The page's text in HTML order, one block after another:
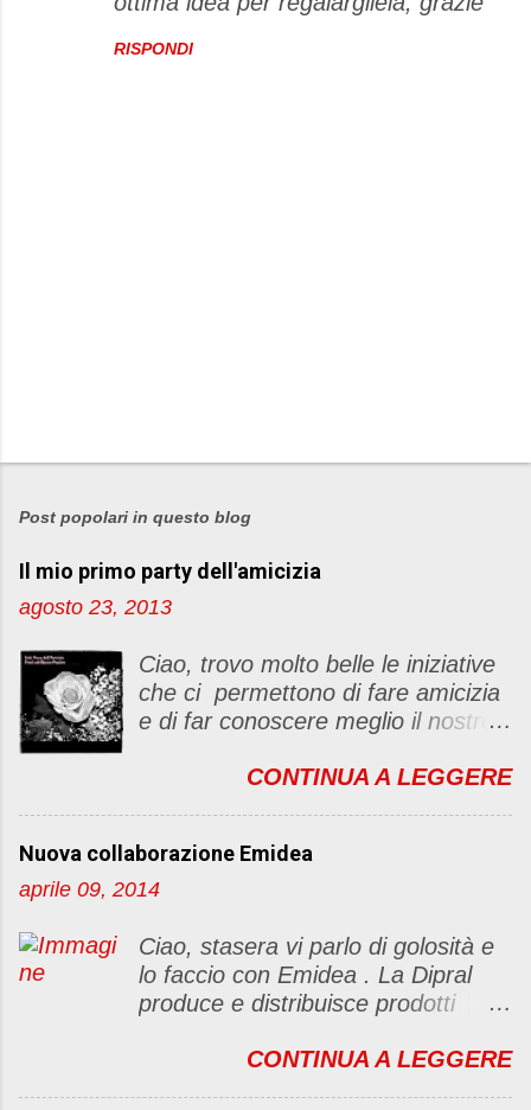
RISPONDI
P
s
a
u
c
o
m
m
t
o
Post popolari in questo blog
Il mio primo party dell'amicizia
agosto 23, 2013
Ciao, trovo molto belle le iniziative
che ci permettono di fare amicizia
e di far conoscere meglio il nostro
un "party" dell'amicizia .... Mi
post, ma anche di sentimenti ed
emozioni. Non siete obbligate a
avete il tempo bene, altrimenti no
problem. :D Le regole sono le
seguenti 1) Prelevare l'immagine
blog con il link del mio
http://foodandbeautypassion.blogs
CONTINUA A LEGGERE
Nuova collaborazione Emidea
aprile 09, 2014
Ciao, stasera vi parlo di golosità e
lo faccio con Emidea . La Dipral
produce e distribuisce prodotti
qualità a marchio Emidea (rivolti
CONTINUA A LEGGERE